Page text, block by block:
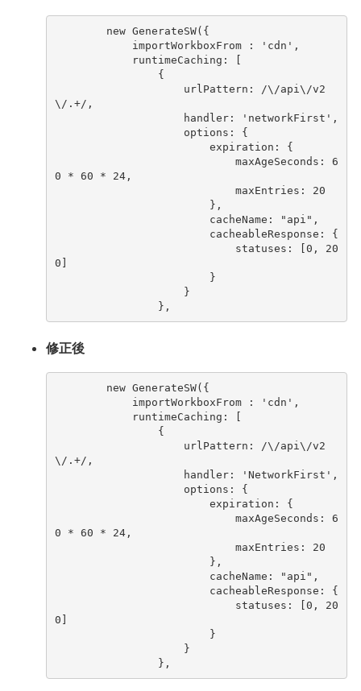
new GenerateSW( {
importWorkboxFrom : 'cd n ' ,
runtimeCachi ng :
[
{
urlPattern : /\/api\/v2
\/.+/ ,
handler: ' networkFirst ' ,
options :
{
expiration :
{
maxAgeSeconds :
6
0
* 60 * 24,
maxEntries :
20
},
cacheName : "api" ,
cacheableResponse :
{
statuses : [0 ,
20
0 ]
}
}
},
修正後
new GenerateSW( {
importWorkboxFrom : 'cd n ' ,
runtimeCachi ng :
[
{
urlPattern : /\/api\/v2
\/.+/ ,
handler: 'NetworkFirst ' ,
options :
{
expiration :
{
maxAgeSeconds :
6
0
* 60 * 24,
maxEntries :
20
},
cacheName : "api" ,
cacheableResponse :
{
statuses : [0 ,
20
0 ]
}
}
},